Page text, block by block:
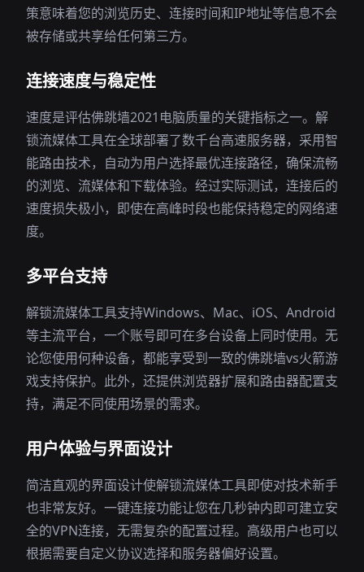
策意味着您的浏览历史、连接时间和IP地址等信息不会
被存储或共享给任何第三方。
连接速度与稳定性
速度是评估佛跳墙2021电脑质量的关键指标之一。解
锁流媒体工具在全球部署了数千台高速服务器，采用智
能路由技术，自动为用户选择最优连接路径，确保流畅
的浏览、流媒体和下载体验。经过实际测试，连接后的
速度损失极小，即使在高峰时段也能保持稳定的网络速
度。
多平台支持
解锁流媒体工具支持Windows、Mac、iOS、Android
等主流平台，一个账号即可在多台设备上同时使用。无
论您使用何种设备，都能享受到一致的佛跳墙vs火箭游
戏支持保护。此外，还提供浏览器扩展和路由器配置支
持，满足不同使用场景的需求。
用户体验与界面设计
简洁直观的界面设计使解锁流媒体工具即使对技术新手
也非常友好。一键连接功能让您在几秒钟内即可建立安
全的VPN连接，无需复杂的配置过程。高级用户也可以
根据需要自定义协议选择和服务器偏好设置。